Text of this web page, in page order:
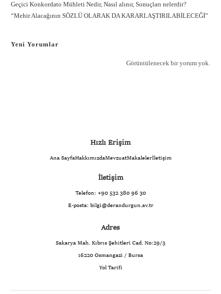
Geçici Konkordato Mühleti Nedir, Nasıl alınır, Sonuçları nelerdir?
“Mehir Alacağının SÖZLÜ OLARAK DA KARARLAŞTIRILABİLECEĞİ”
Yeni Yorumlar
Görüntülenecek bir yorum yok.
Hızlı Erişim
Ana SayfaHakkımızdaMevzuatMakalelerİletişim
İletişim
Telefon: +90 532 380 96 30
E-posta: bilgi@derandurgun.av.tr
Adres
Sakarya Mah. Kıbrıs Şehitleri Cad. No:29/3
16220 Osmangazi / Bursa
Yol Tarifi